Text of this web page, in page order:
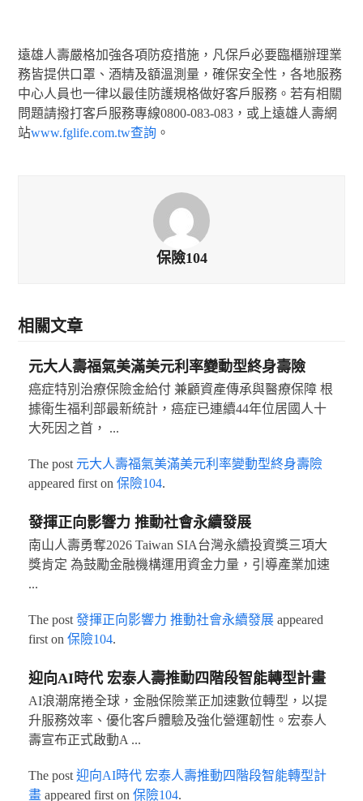
遠雄人壽嚴格加強各項防疫措施，凡保戶必要臨櫃辦理業
務皆提供口罩、酒精及額溫測量，確保安全性，各地服務
中心人員也一律以最佳防護規格做好客戶服務。若有相關
問題請撥打客戶服務專線0800-083-083，或上遠雄人壽網
站www.fglife.com.tw查詢 。
保險104
相關文章
元大人壽福氣美滿美元利率變動型終身壽險
癌症特別治療保險金給付 兼顧資產傳承與醫療保障 根
據衛生福利部最新統計，癌症已連續44年位居國人十
大死因之首， ...
The post 元大人壽福氣美滿美元利率變動型終身壽險
appeared first on 保險104.
發揮正向影響力 推動社會永續發展
南山人壽勇奪2026 Taiwan SIA台灣永續投資獎三項大
獎肯定 為鼓勵金融機構運用資金力量，引導產業加速
...
The post 發揮正向影響力 推動社會永續發展appeared
first on 保險104.
迎向AI時代 宏泰人壽推動四階段智能轉型計畫
AI浪潮席捲全球，金融保險業正加速數位轉型，以提
升服務效率、優化客戶體驗及強化營運韌性。宏泰人
壽宣布正式啟動A ...
The post 迎向AI時代 宏泰人壽推動四階段智能轉型計
畫appeared first on 保險104.